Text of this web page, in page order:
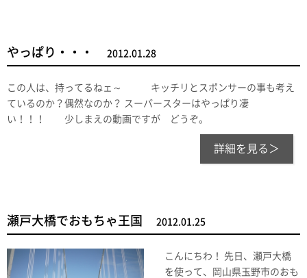
やっぱり・・・ 2012.01.28
この人は、持ってるねェ～ キッチリとスポンサーの事も考え
ているのか？偶然なのか？ スーパースターはやっぱり凄
い！！！ 少しまえの動画ですが どうぞ。
詳細を見る＞
瀬戸大橋でおもちゃ王国 2012.01.25
こんにちわ！ 先日、瀬戸大橋
を使って、岡山県玉野市のおも